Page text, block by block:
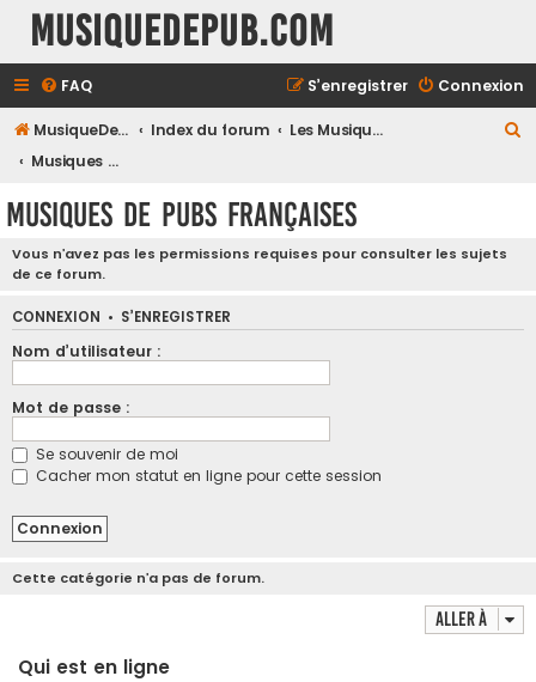
MusiqueDePub.com
FAQ Connexion
S’enregistrer
MusiqueDePub.com Index du forum
Les Musiques De Pubs
Musiques de Pubs Françaises
Musiques de Pubs Françaises
Vous n’avez pas les permissions requises pour consulter les sujets
de ce forum.
CONNEXION • S’ENREGISTRER
Nom d’utilisateur :
Mot de passe :
Se souvenir de moi
Cacher mon statut en ligne pour cette session
Cette catégorie n’a pas de forum.
Aller à
Qui est en ligne